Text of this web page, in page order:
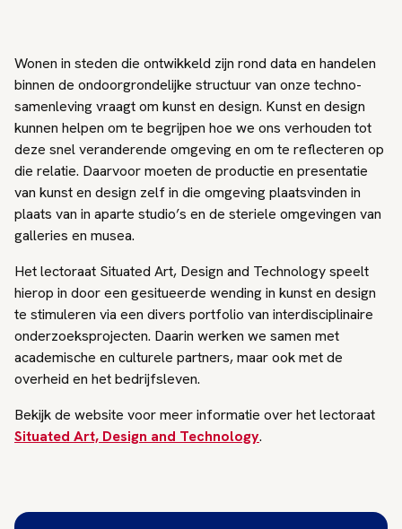
Wonen in steden die ontwikkeld zijn rond data en handelen
binnen de ondoorgrondelijke structuur van onze techno-
samenleving vraagt om kunst en design. Kunst en design
kunnen helpen om te begrijpen hoe we ons verhouden tot
deze snel veranderende omgeving en om te reflecteren op
die relatie. Daarvoor moeten de productie en presentatie
van kunst en design zelf in die omgeving plaatsvinden in
plaats van in aparte studio’s en de steriele omgevingen van
galleries en musea.
Het lectoraat Situated Art, Design and Technology speelt
hierop in door een gesitueerde wending in kunst en design
te stimuleren via een divers portfolio van interdisciplinaire
onderzoeksprojecten. Daarin werken we samen met
academische en culturele partners, maar ook met de
overheid en het bedrijfsleven.
Bekijk de website voor meer informatie over het lectoraat
Situated Art, Design and Technology.